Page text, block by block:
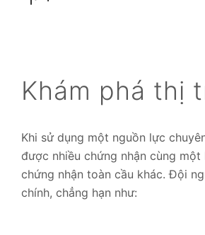
Khám phá thị
Khi sử dụng một nguồn lực
được nhiều chứng nhận cùng
chứng nhận toàn cầu khác. Đội
chính, chẳng hạn như: